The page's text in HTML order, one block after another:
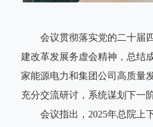
会议贯彻落实党的二十届四
建改革发展务虚会精神，总结
家能源电力和集团公司高质量
充分交流研讨，系统谋划下一
会议指出，2025年总院上下